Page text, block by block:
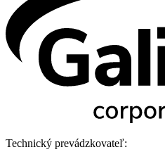
Technický prevádzkovateľ: